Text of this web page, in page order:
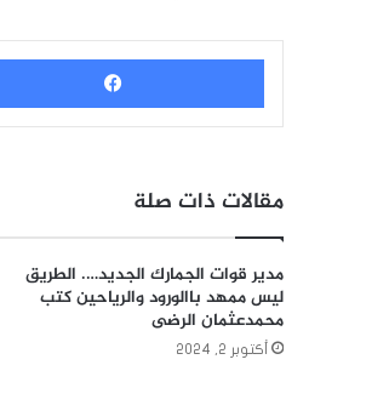
مقالات ذات صلة
مدير قوات الجمارك الجديد…. الطريق
ليس ممهد باالورود والرياحين كتب
محمدعثمان الرضى
أكتوبر 2, 2024